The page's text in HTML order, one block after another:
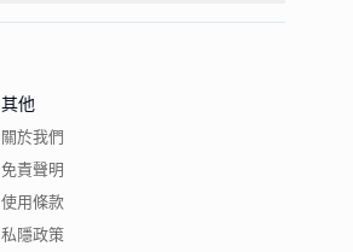
其他
關於我們
免責聲明
使用條款
私隱政策